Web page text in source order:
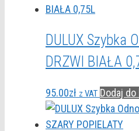
DULUX Szybka
DRZWI BIAŁA
95.00zł z VAT Dodaj